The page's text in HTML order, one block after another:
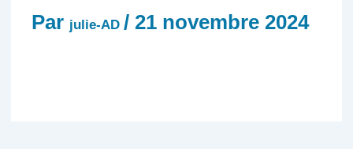
Par julie-AD/21 novembre 2024